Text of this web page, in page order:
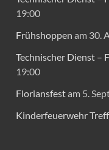
19:00
Frühshoppen am 30.
Technischer Dienst –
19:00
Floriansfestam 5.
Kinderfeuerwehr